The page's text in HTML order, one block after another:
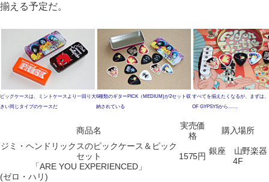
揃える予定だ。
ピックケースは、ミントケースより一回り大
きい同じタイプのケースだ
6種類のギターPICK（MEDIUM)が2セット収
納されている
すべてを揃えたくなるが、まずは
OF GYPSYSから……
商品名
実売価
格
購入場所
ジミ・ヘンドリックスのピックケース＆ピック
セット
「ARE YOU EXPERIENCED」
1575円
銀座 山野楽器
4F
(ゼロ・ハリ)